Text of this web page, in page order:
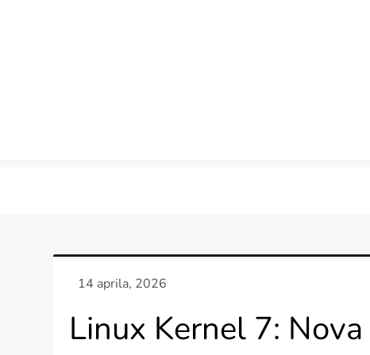
Linux Kernel 7: